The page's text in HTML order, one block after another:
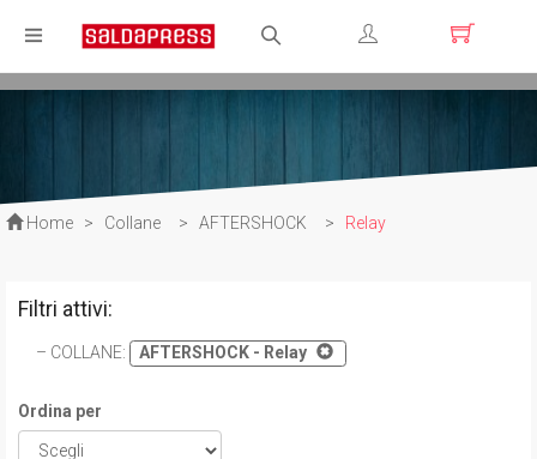
Registrati
Home > Collane > AFTERSHOCK > Relay
Filtri attivi:
COLLANE: AFTERSHOCK - Relay
Ordina per